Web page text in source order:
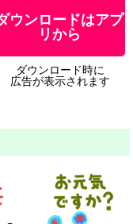
ウンロードはアプ
リから
ダウンロード時に
広告が表示されます